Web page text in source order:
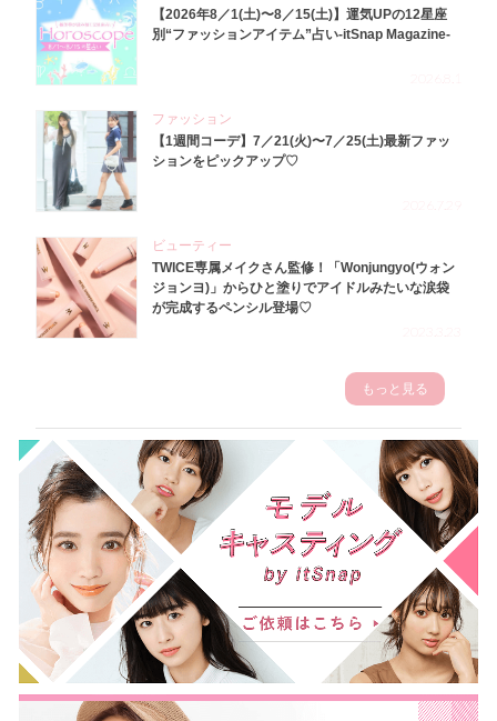
【2026年8／1(土)〜8／15(土)】運気UPの12星座
別“ファッションアイテム”占い-itSnap Magazine-
ファッション
【1週間コーデ】7／21(火)〜7／25(土)最新ファッ
ションをピックアップ♡
ビューティー
TWICE専属メイクさん監修！「Wonjungyo(ウォン
ジョンヨ)」からひと塗りでアイドルみたいな涙袋
が完成するペンシル登場♡
もっと見る